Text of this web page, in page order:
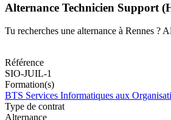
Alternance Technicien Support
Tu recherches une alternance à Rennes ?
Référence
SIO-JUIL-1
Formation(s)
BTS Services Informatiques aux
Type de contrat
Alternance